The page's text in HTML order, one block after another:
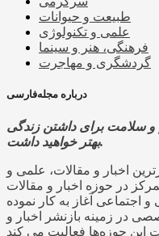
طبیعت و حیوانات
علمی و تکنولوژی
فرهنگی، هنر و سینما
گردشگری و مهاجرت
درباره مجله‌فارسی
و سلامت برای داشتن زندگی
بهتر خواهید داشت.
اخبار و مقالات، علمی و
به صورت متمرکز در حوزه اخبار و مقالات
اجتماعی آغاز به کار نموده
در زمینه بازنشر اخبار و